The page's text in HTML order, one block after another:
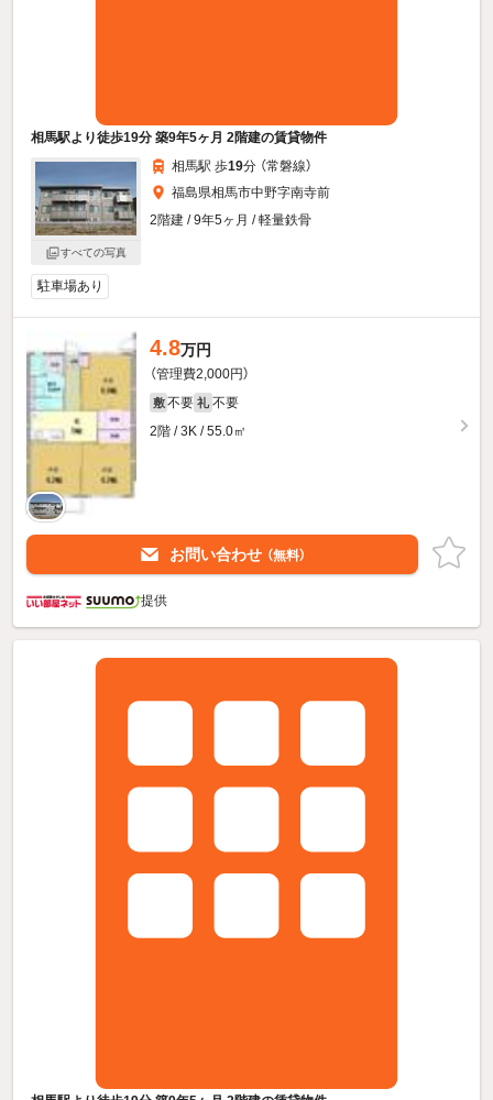
相馬駅より徒歩19分 築9年5ヶ月 2階建の賃貸物件
すべての写真
相馬駅 歩19分 （常磐線）
福島県相馬市中野字南寺前
2階建 / 9年5ヶ月 / 軽量鉄骨
駐車場あり
4.8万円
（管理費2,000円）
敷 不要 礼 不要
2階 / 3K / 55.0㎡
お問い合わせ （無料）
提供